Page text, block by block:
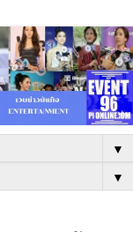
▼
▼